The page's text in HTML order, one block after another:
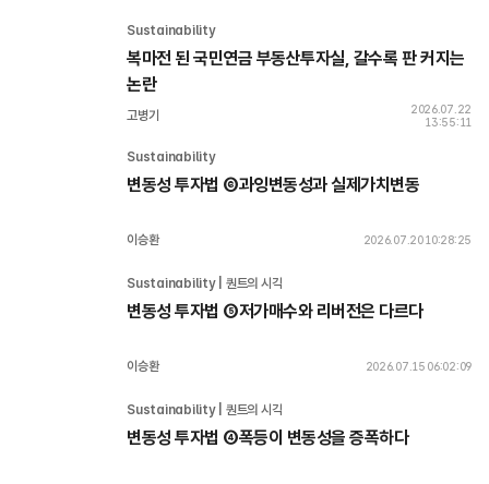
Sustainability
복마전 된 국민연금 부동산투자실, 갈수록 판 커지는
논란
고병기
2026.07.22
13:55:11
Sustainability
변동성 투자법 ⑥과잉변동성과 실제가치변동
이승환 2026.07.20 10:28:25
Sustainability | 퀀트의 시각
변동성 투자법 ⑤저가매수와 리버전은 다르다
이승환 2026.07.15 06:02:09
Sustainability | 퀀트의 시각
변동성 투자법 ④폭등이 변동성을 증폭하다